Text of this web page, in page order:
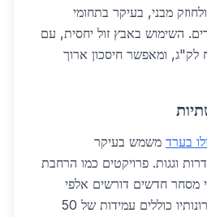
מבני, בעיקר בתחומי
השימוש באבץ זול יחסית, עם
של 20-22 ש"ח לק"ג, ומאפשר חיסכון ארוך
בערד משמש בעיקר
וגגות. פרויקטים כמו הרחבת
מסחר חדשים דורשים אלפי
טונות אבץ מדי שנה. יתרונותיו כוללים עמידות של 50